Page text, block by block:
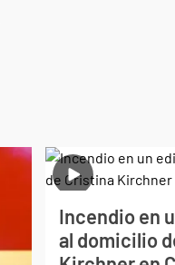
Incendio en
al domicilio